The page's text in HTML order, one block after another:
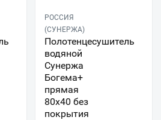
РОССИЯ
(СУНЕРЖА)
Полотенцесушитель
водяной
Сунержа
Богема+
прямая
80x40 без
покрытия